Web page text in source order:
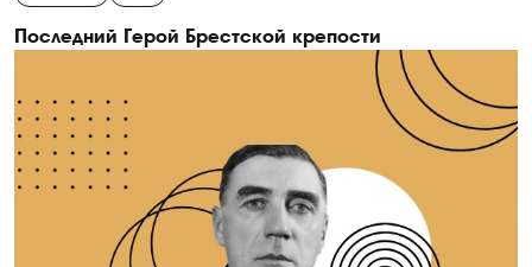
Последний Герой Брестской крепости